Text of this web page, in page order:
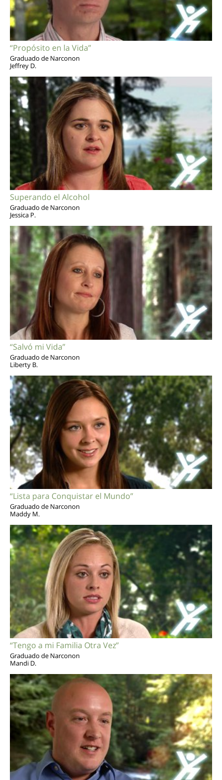
“Propósito en la Vida”
Graduado de Narconon
Jeffrey D.
Superando el Alcohol
Graduado de Narconon
Jessica P.
“Salvó mi Vida”
Graduado de Narconon
Liberty B.
“Lista para Conquistar el Mundo”
Graduado de Narconon
Maddy M.
“Tengo a mi Familia Otra Vez”
Graduado de Narconon
Mandi D.